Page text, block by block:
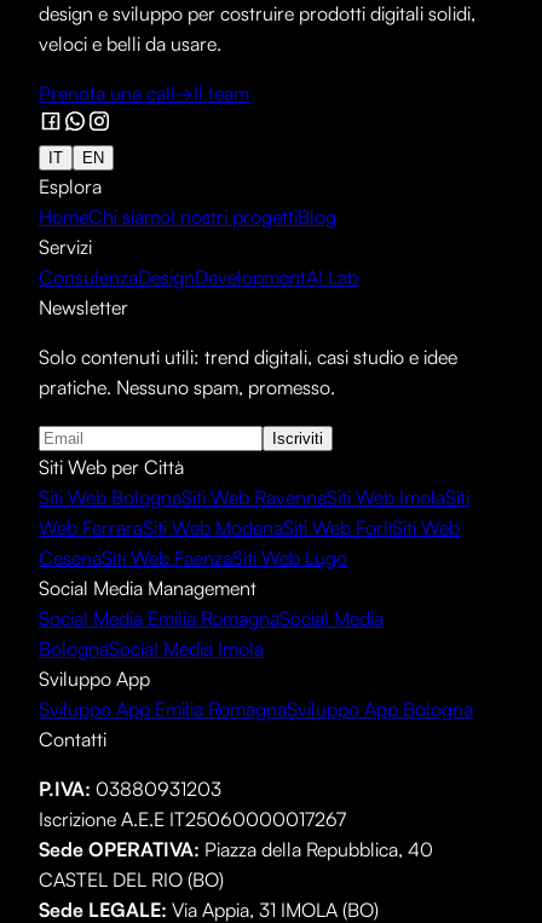
design e sviluppo per costruire prodotti digitali solidi,
veloci e belli da usare.
Prenota una call→Il team
IT EN
Esplora
HomeChi siamoI nostri progettiBlog
Servizi
ConsulenzaDesignDevelopmentAI Lab
Newsletter
Solo contenuti utili: trend digitali, casi studio e idee
pratiche. Nessuno spam, promesso.
Iscriviti
Siti Web per Città
Siti Web BolognaSiti Web RavennaSiti Web ImolaSiti
Web FerraraSiti Web ModenaSiti Web ForlìSiti Web
CesenaSiti Web FaenzaSiti Web Lugo
Social Media Management
Social Media Emilia RomagnaSocial Media
BolognaSocial Media Imola
Sviluppo App
Sviluppo App Emilia RomagnaSviluppo App Bologna
Contatti
P.IVA: 03880931203
Iscrizione A.E.E IT25060000017267
Sede OPERATIVA: Piazza della Repubblica, 40
CASTEL DEL RIO (BO)
Sede LEGALE: Via Appia, 31 IMOLA (BO)